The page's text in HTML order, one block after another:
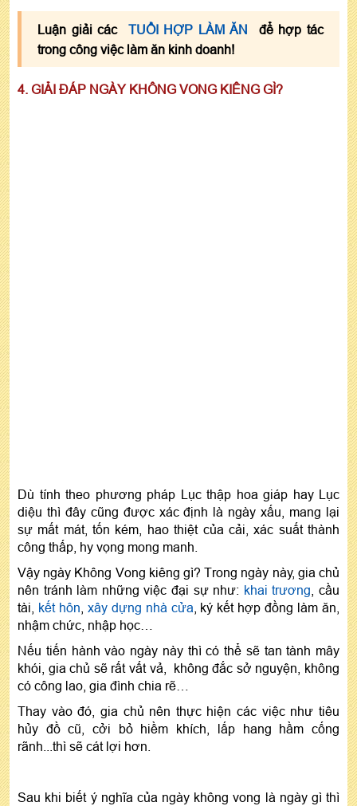
Luận giải các TUỔI HỢP LÀM ĂN
để hợp tác
trong công việc làm ăn kinh doanh!
4. GIẢI ĐÁP NGÀY KHÔNG VONG KIÊNG GÌ?
Dù tính theo phương pháp Lục thập hoa giáp hay Lục
diệu thì đây cũng được xác định là ngày xấu, mang lại
sự mất mát, tốn kém, hao thiệt của cải, xác suất thành
công thấp, hy vọng mong manh.
Vậy ngày Không Vong kiêng gì? Trong ngày này, gia chủ
nên tránh làm những việc đại sự như: khai trương , cầu
tài, kết hôn xây dựng nhà cửa , ký kết hợp đồng làm ăn,
nhậm chức, nhập học…
Nếu tiến hành vào ngày này thì có thể sẽ tan tành mây
khói, gia chủ sẽ rất vất vả, không đắc sở nguyện, không
có công lao, gia đình chia rẽ…
Thay vào đó, gia chủ nên thực hiện các việc như tiêu
hủy đồ cũ, cởi bỏ hiềm khích, lấp hang hầm cống
rãnh...thì sẽ cát lợi hơn.
Sau khi biết ý nghĩa của ngày không vong là ngày gì thì